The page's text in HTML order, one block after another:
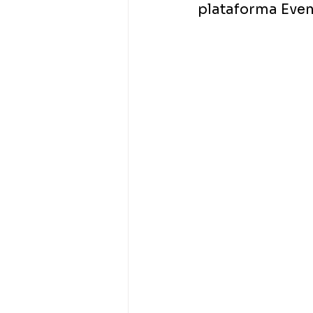
plataforma